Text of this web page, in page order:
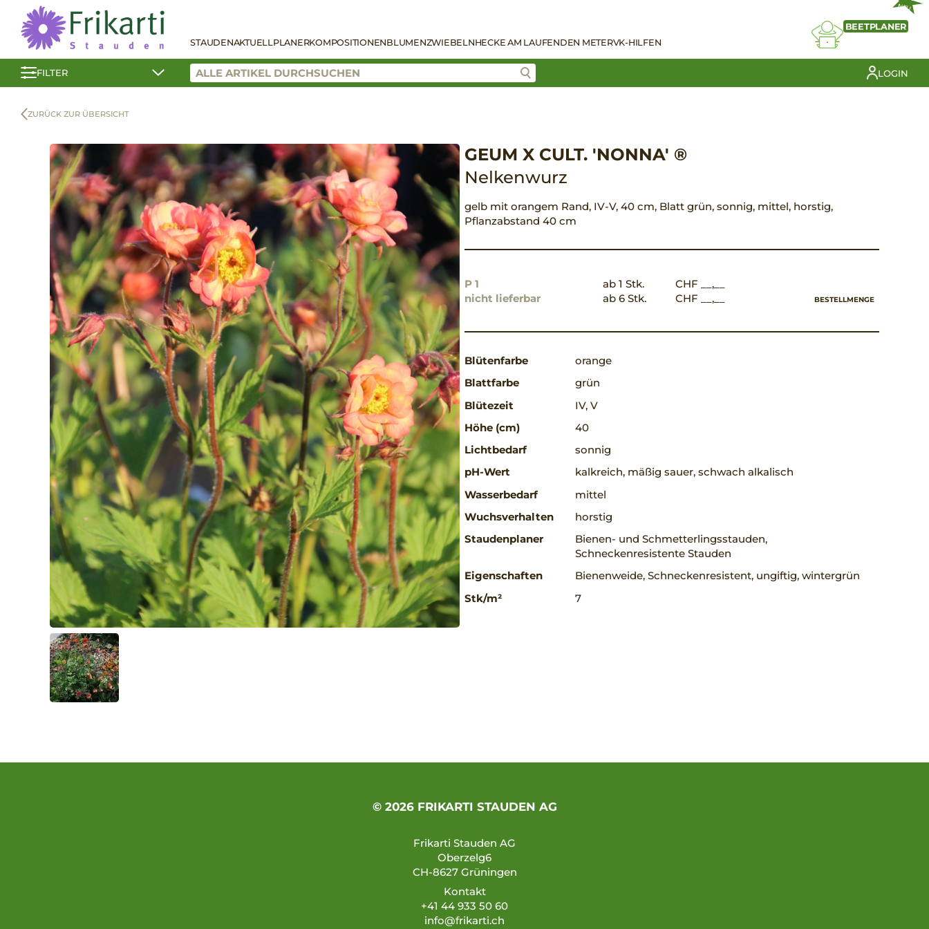
STAUDENAKTUELLPLANERKOMPOSITIONENBLUMENZWIEBELNHECKE AM LAUFENDEN METERVK-HILFEN
NEU
BEETPLANER
FILTER LOGIN
ZURÜCK ZUR ÜBERSICHT
GEUM X CULT. 'NONNA' ®
Nelkenwurz
gelb mit orangem Rand, IV-V, 40 cm, Blatt grün, sonnig, mittel, horstig,
Pflanzabstand 40 cm
P 1
nicht lieferbar
ab 1 Stk.
CHF __,__
ab 6 Stk.
CHF __,__ BESTELLMENGE
Blütenfarbe
orange
Blattfarbe
grün
Blütezeit
IV, V
Höhe (cm)
40
Lichtbedarf
sonnig
pH-Wert
kalkreich, mäßig sauer, schwach alkalisch
Wasserbedarf
mittel
Wuchsverhalten
horstig
Staudenplaner
Bienen- und Schmetterlingsstauden,
Schneckenresistente Stauden
Eigenschaften
Bienenweide, Schneckenresistent, ungiftig, wintergrün
Stk/m²
7
© 2026 FRIKARTI STAUDEN AG
Frikarti Stauden AG
Oberzelg6
CH-8627 Grüningen
Kontakt
+41 44 933 50 60
info@frikarti.ch